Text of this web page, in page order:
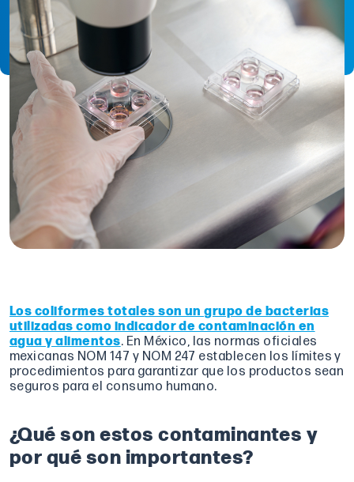
Los coliformes totales son un grupo de bacterias
utilizadas como indicador de contaminación en
agua y alimentos. En México, las normas oficiales
mexicanas NOM 147 y NOM 247 establecen los límites y
procedimientos para garantizar que los productos sean
seguros para el consumo humano.
¿Qué son estos contaminantes y
por qué son importantes?